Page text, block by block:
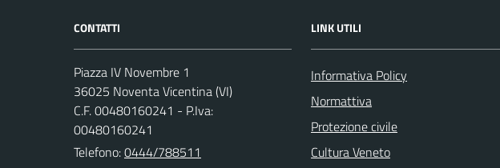
CONTATTI
Piazza IV Novembre 1
36025 Noventa Vicentina (VI)
C.F. 00480160241 - P.Iva:
00480160241
Telefono:0444/788511
LINK UTILI
Informativa Policy
Normattiva
Protezione civile
Cultura Veneto